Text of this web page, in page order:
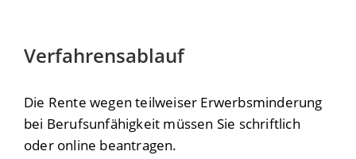
Verfahrensablauf
Die Rente wegen teilweiser Erwerbsminderung
bei Berufsunfähigkeit müssen Sie schriftlich
oder online beantragen.